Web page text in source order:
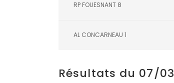
RP FOUESNANT 8
AL CONCARNEAU 1
Résultats du 07/03